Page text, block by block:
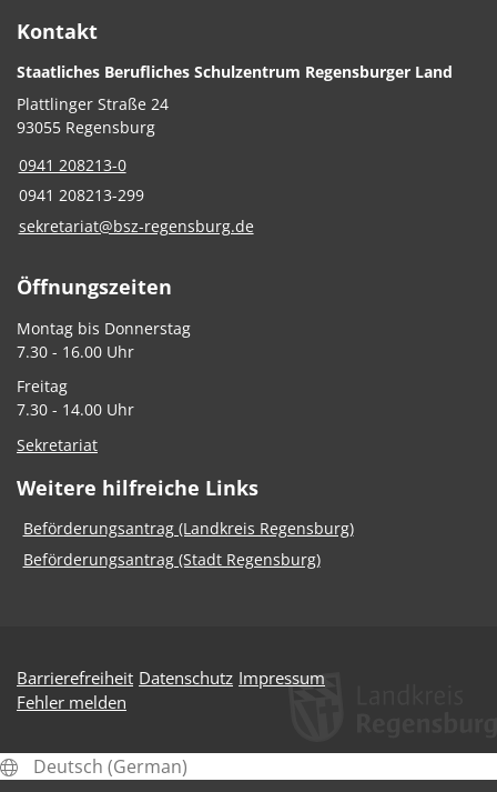
Kontakt
Staatliches Berufliches Schulzentrum Regensburger Land
Plattlinger Straße 24
93055 Regensburg
0941 208213-0
0941 208213-299
sekretariat@bsz-regensburg.de
Öffnungszeiten
Montag bis Donnerstag
7.30 - 16.00 Uhr
Freitag
7.30 - 14.00 Uhr
Sekretariat
Weitere hilfreiche Links
Beförderungsantrag (Landkreis Regensburg)
Beförderungsantrag (Stadt Regensburg)
Barrierefreiheit Datenschutz Impressum
Fehler melden